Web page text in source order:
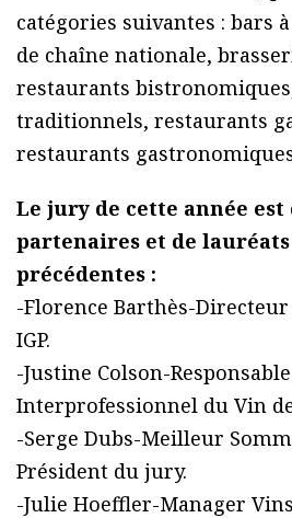
catégories suivantes : bars
de chaîne nationale,
restaurants
traditionnels, restaurants
restaurants
Le jury de cette année est
partenaires et de
précédentes :
-Florence Barthès-Directeur
IGP.
-Justine Colson-
Interprofessionnel du Vin
-Serge Dubs-Meilleur
Président du jury.
-Julie Hoeffler-Manager